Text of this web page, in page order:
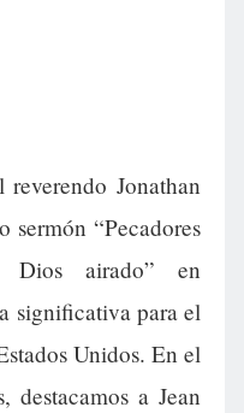
Jonathan
sermón “Pecadores
airado” en
significativa para el
Unidos. En el
destacamos a Jean